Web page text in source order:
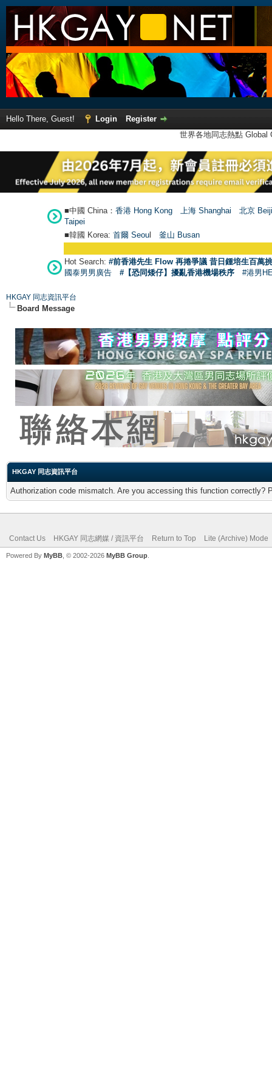
Hello There, Guest! Login
Register
世界各地同志熱點
■中國 China： 香港 Hong Kong 上海 Shanghai
北京
Taipei
■韓國 Korea: 首爾 Seoul 釜山 Busan
Hot Search: #前香港先生 Flow 再捲爭議 昔日鍾培生百萬
國泰男男廣告
#【恐同矮仔】擾亂香港機場秩序 #港男
HKGAY 同志資訊平台
Board Message
HKGAY 同志資訊平台
Authorization code mismatch. Are you accessing this function correctly?
Contact Us HKGAY 同志網媒 / 資訊平台 Return to Top Lite (Archive) Mode
Powered By MyBB , © 2002-2026 MyBB Group